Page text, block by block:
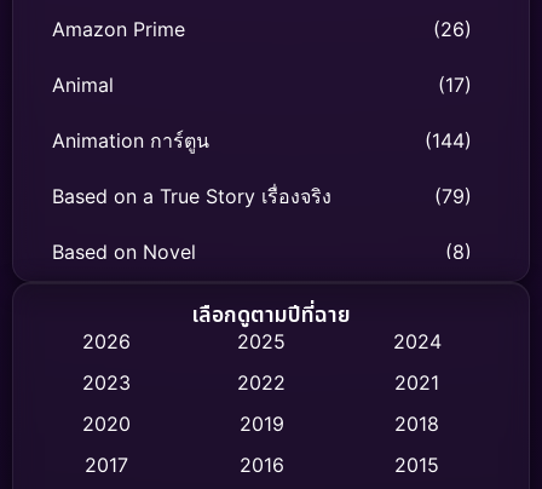
Amazon Prime (26)
Animal (17)
Animation การ์ตูน (144)
Based on a True Story เรื่องจริง (79)
Based on Novel (8)
Biography ชีวิตจริง
Classic หนังคลาสสิก (47)
Comedy ตลก (454)
เลือกดูตามปีที่ฉาย
2026 2025
2024
2023
2022
2021
2020
2019
2018
2017
2016
2015